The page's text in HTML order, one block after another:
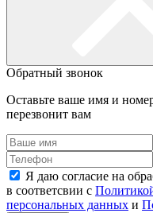
Обратный звонок
Оставьте ваше имя и
перезвонит вам
Я даю согласие на
в соответсвии с
персональных данных и